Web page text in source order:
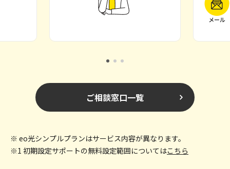
は、標準工事費の残債を一括でお支払いいただきます。お客
さま宅の設備状況により追加工事費が必要になる場合があり
他工事費として3,300円が別途かかります。
お手続きが必要です。他社解約金・撤去費用が発生しない場
合、特典対象外となります。他社サービスの解約に伴い発生
ご相談窓口一覧
※ eo光シンプルプランはサービス内容が異なります。
※1 初期設定サポートの無料設定範囲についてはこちら